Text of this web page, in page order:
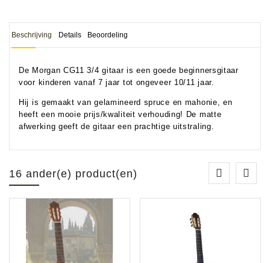
Beschrijving Details Beoordeling
De Morgan CG11 3/4 gitaar is een goede beginnersgitaar
voor kinderen vanaf 7 jaar tot ongeveer 10/11 jaar.
Hij is gemaakt van gelamineerd spruce en mahonie, en
heeft een mooie prijs/kwaliteit verhouding! De matte
afwerking geeft de gitaar een prachtige uitstraling.
16 ander(e) product(en)